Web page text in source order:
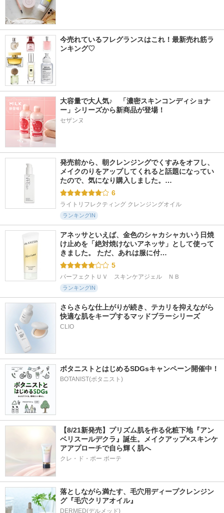
今売れているフレグランスはこれ！最新売れ筋ラ
ンキング♡
大容量で大人気♪　「濃密スキンコンディショナ
ー」シリーズから新商品が登場！
セザンヌ
発売前から、朝クレンジングでくすみをオフし、
メイクのりをアップしてくれると話題になってい
たので、気になり購入しました。…
6
ライトリフレクティング クレンジングオイル
ランキングIN
アネッサといえば、金色のシャカシャカいう日焼
け止めを「絶対焼けないアネッサ」として使って
きました。 ただ、あれは服に付…
5
パーフェクトＵＶ　スキンケアジェル　ＮＢ
ランキングIN
さらさらな仕上がりが続き、テカリを抑えながら
快適な肌をキープするマッドブラーシリーズ
ボタニストとはじめるSDGsキャンペーン開催中！
BOTANIST(ボタニスト)
【8/21新発売】プリズム肌を作る化粧下地『アン
ベリスールデクラ』誕生。メイクアップ×スキンケ
アアプローチで自ら輝く肌へ
クレ・ド・ポー ボーテ
落としながら満たす、毛穴用ディープクレンジン
グ『毛穴クリアオイル』